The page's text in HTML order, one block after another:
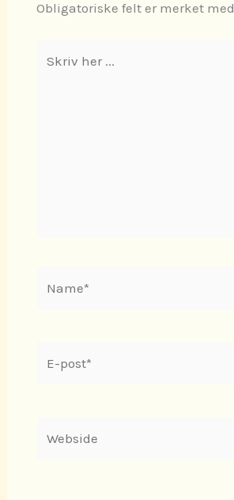
Obligatoriske felt er merket med
post*